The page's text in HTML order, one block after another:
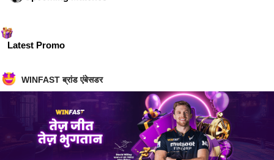
Latest Promo
WINFAST ब्रांड एंबेसडर